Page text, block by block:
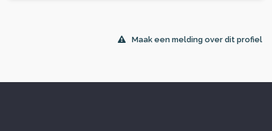
Maak een melding over dit profiel